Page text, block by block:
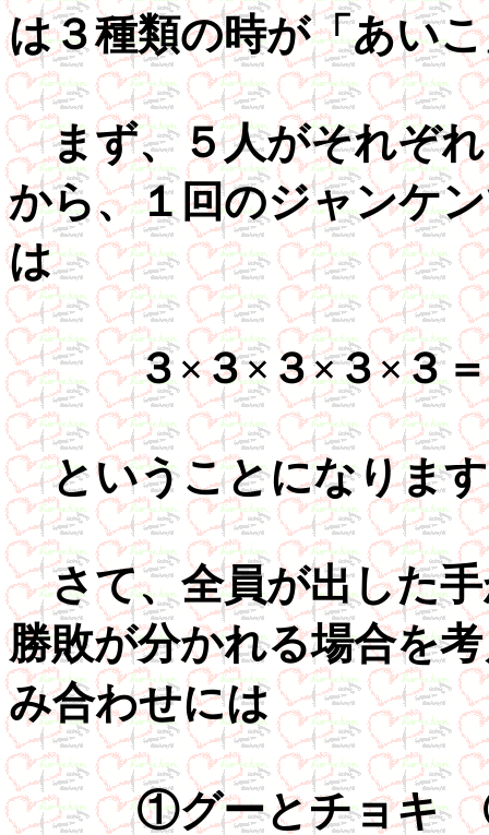
は３種類の時が「あい
まず、５人がそれぞれ
から、１回のジャンケ
は
３×３×３×３×３＝
ということになりま
さて、全員が出した手
勝敗が分かれる場合を
み合わせには
①グーとチョキ ②